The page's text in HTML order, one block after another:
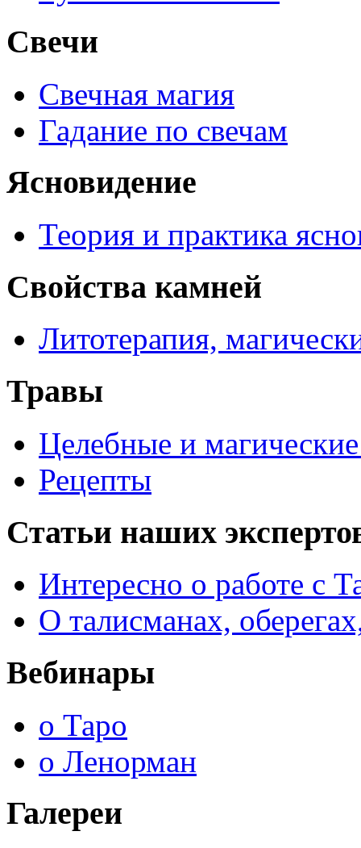
Свечи
Свечная магия
Гадание по свечам
Ясновидение
Теория и практика
Свойства камней
Литотерапия,
Травы
Целебные и магические
Рецепты
Статьи наших
Интересно о работе с
О талисманах,
Вебинары
о Таро
о Ленорман
Галереи